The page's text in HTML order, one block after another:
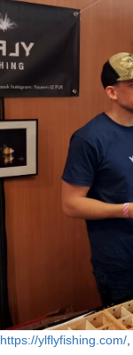
https://ylflyfishing.com/